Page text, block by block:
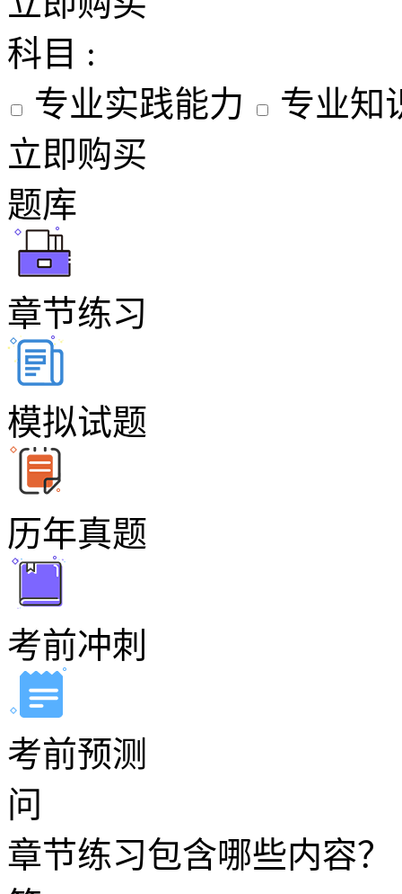
科目 :
专业实践能力
专业知
立即购买
题库
章节练习
模拟试题
历年真题
考前冲刺
考前预测
问
章节练习包含哪些内容？